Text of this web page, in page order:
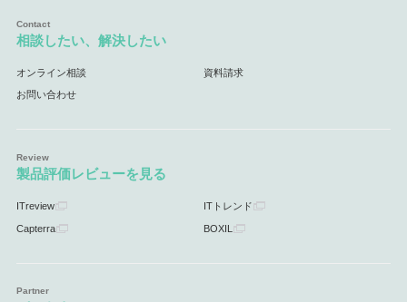
相談したい、解決したい
オンライン相談 資料請求
お問い合わせ
製品評価レビューを見る
ITreview ITトレンド
Capterra BOXIL